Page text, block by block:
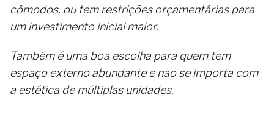
cômodos, ou tem restrições orçamentárias para
um investimento inicial maior.
Também é uma boa escolha para quem tem
espaço externo abundante e não se importa com
a estética de múltiplas unidades.